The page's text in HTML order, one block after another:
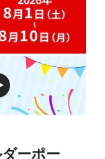
ーポー